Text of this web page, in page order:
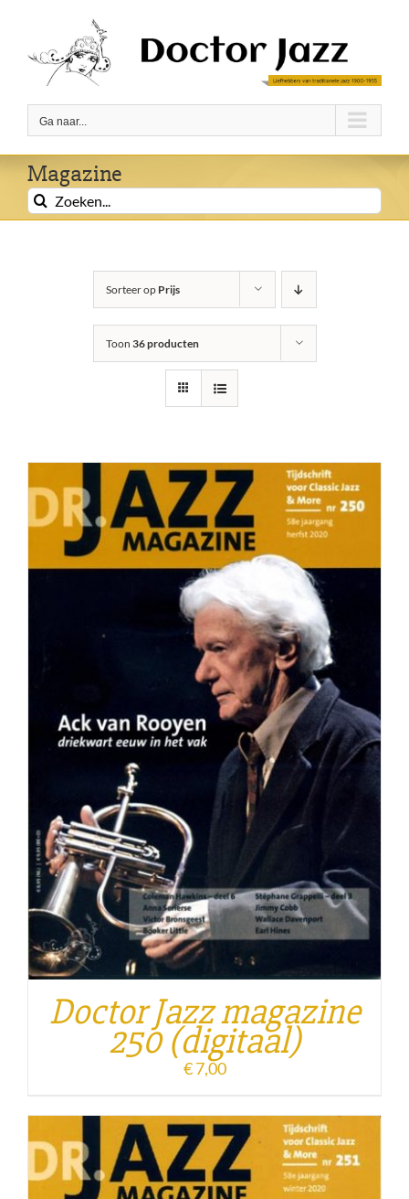
inhoud
Ga naar...
Magazine
Zoeken
naar:
Sorteer op Prijs
Toon 36 producten
Doctor Jazz magazine
250 (digitaal)
€7,00